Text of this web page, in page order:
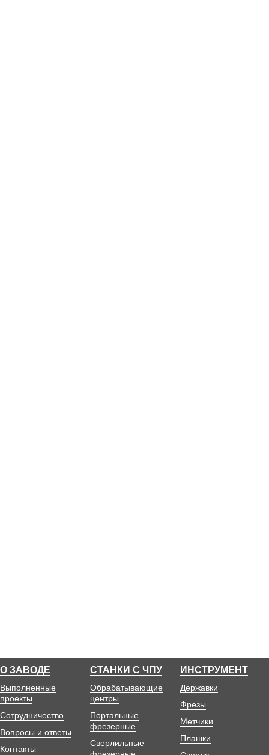
О ЗАВОДЕ
Выполненные
проекты
Сотрудничество
Вопросы и ответы
Контакты
СТАНКИ С ЧПУ
Обрабатывающие
центры
Портальные
фрезерные
Сверлильные
ИНСТРУМЕНТ
Державки
Фрезы
Метчики
Плашки